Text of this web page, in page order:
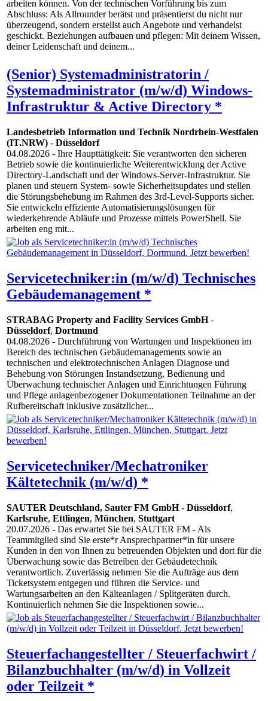
arbeiten können. Von der technischen Vorführung bis zum
Abschluss: Als Allrounder berätst und präsentierst du nicht nur
überzeugend, sondern erstellst auch Angebote und verhandelst
geschickt. Beziehungen aufbauen und pflegen: Mit deinem Wissen,
deiner Leidenschaft und deinem...
(Senior) Systemadministratorin /
Systemadministrator (m/w/d) Windows-
Infrastruktur & Active Directory *
Landesbetrieb Information und Technik Nordrhein-Westfalen
(IT.NRW) - Düsseldorf
04.08.2026 - Ihre Haupttätigkeit: Sie verantworten den sicheren
Betrieb sowie die kontinuierliche Weiterentwicklung der Active
Directory-Landschaft und der Windows-Server-Infrastruktur. Sie
planen und steuern System- sowie Sicherheitsupdates und stellen
die Störungsbehebung im Rahmen des 3rd-Level-Supports sicher.
Sie entwickeln effiziente Automatisierungslösungen für
wiederkehrende Abläufe und Prozesse mittels PowerShell. Sie
arbeiten eng mit...
Servicetechniker:in (m/w/d) Technisches
Gebäudemanagement *
STRABAG Property and Facility Services GmbH-
Düsseldorf, Dortmund
04.08.2026 - Durchführung von Wartungen und Inspektionen im
Bereich des technischen Gebäudemanagements sowie an
technischen und elektrotechnischen Anlagen Diagnose und
Behebung von Störungen Instandsetzung, Bedienung und
Überwachung technischer Anlagen und Einrichtungen Führung
und Pflege anlagenbezogener Dokumentationen Teilnahme an der
Rufbereitschaft inklusive zusätzlicher...
Servicetechniker/Mechatroniker
Kältetechnik (m/w/d) *
SAUTER Deutschland, Sauter FM GmbH- Düsseldorf,
Karlsruhe, Ettlingen, München, Stuttgart
20.07.2026 - Das erwartet Sie bei SAUTER FM - Als
Teammitglied sind Sie erste*r Ansprechpartner*in für unsere
Kunden in den von Ihnen zu betreuenden Objekten und dort für die
Überwachung sowie das Betreiben der Gebäudetechnik
verantwortlich. Zuverlässig nehmen Sie die Aufträge aus dem
Ticketsystem entgegen und führen die Service- und
Wartungsarbeiten an den Kälteanlagen / Splitgeräten durch.
Kontinuierlich nehmen Sie die Inspektionen sowie...
Steuerfachangestellter / Steuerfachwirt /
Bilanzbuchhalter (m/w/d) in Vollzeit
oder Teilzeit *